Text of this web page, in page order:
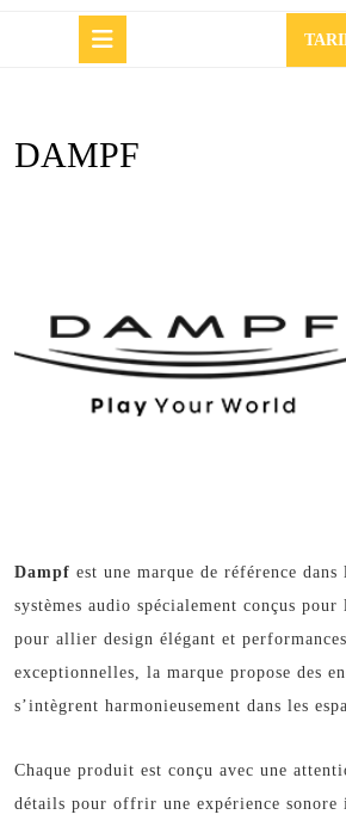
Button
DAMPF
Dampf est une marque de référence dans
systèmes audio spécialement conçus pour
pour allier design élégant et
exceptionnelles, la marque propose des
s’intègrent harmonieusement dans les
Chaque produit est conçu avec une
détails pour offrir une expérience sonore